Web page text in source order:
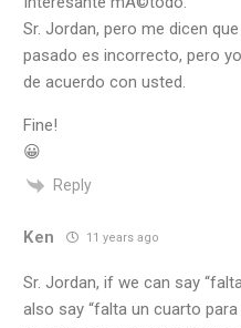
Sr. Jordan, pero me dicen
pasado es incorrecto, pero
de acuerdo con usted.
Fine!
😀
Reply
Ken 11 years ago
Sr. Jordan, if we can say
also say “falta un cuarto